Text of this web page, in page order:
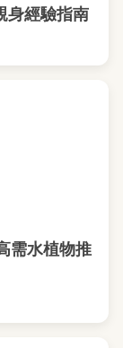
身經驗指南
需水植物推